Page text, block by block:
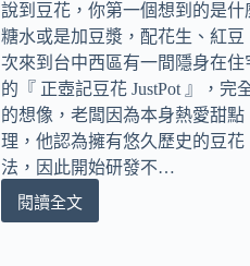
說到豆花，你第一個想到的是什
糖水或是加豆漿，配花生、紅
次來到台中西區有一間隱身在住
的『 正壺記豆花 JustPot 』，完
的想像，老闆因為本身熱愛甜
理，他認為擁有悠久歷史的豆
法，因此開始研發不…
閱讀全文
[台